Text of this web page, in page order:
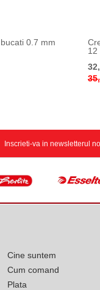
0.7 mm
12
Inscrieti-va in newsletterul
Cine suntem
Cum comand
Plata